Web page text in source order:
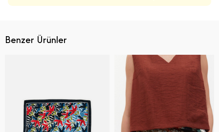
Benzer Ürünler